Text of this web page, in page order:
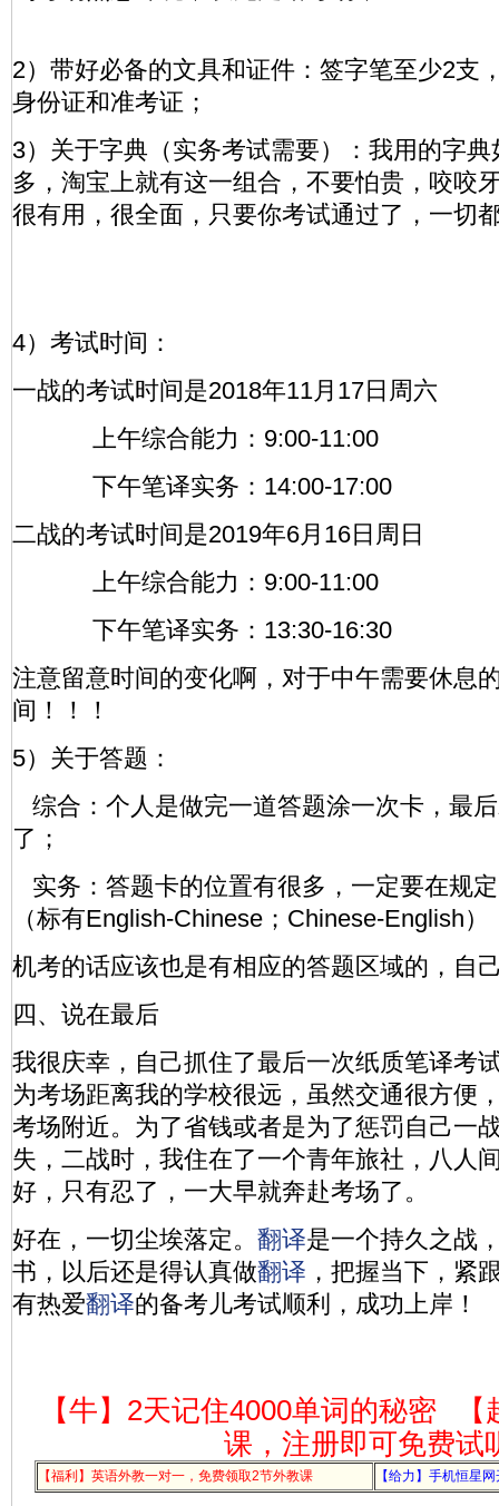
2）带好必备的文具和证件：签字笔至少2支
身份证和准考证；
3）关于字典（实务考试需要）：我用的字
多，淘宝上就有这一组合，不要怕贵，咬咬
很有用，很全面，只要你考试通过了，一切
4）考试时间：
一战的考试时间是2018年11月17日周六
上午综合能力：9:00-11:00
下午笔译实务：14:00-17:00
二战的考试时间是2019年6月16日周日
上午综合能力：9:00-11:00
下午笔译实务：13:30-16:30
注意留意时间的变化啊，对于中午需要休息
间！！！
5）关于答题：
综合：个人是做完一道答题涂一次卡，最
了；
实务：答题卡的位置有很多，一定要在规
（标有English-Chinese；Chinese-English）
机考的话应该也是有相应的答题区域的，自
四、说在最后
我很庆幸，自己抓住了最后一次纸质笔译考
为考场距离我的学校很远，虽然交通很方便
考场附近。为了省钱或者是为了惩罚自己一
失，二战时，我住在了一个青年旅社，八人
好，只有忍了，一大早就奔赴考场了。
好在，一切尘埃落定。 翻译是一个持久之战
书，以后还是得认真做翻译 ，把握当下，紧
有热爱翻译的备考儿考试顺利，成功上岸！
【牛】2天记住4000单词的秘密
课，注册即可免费试
【福利】英语外教一对一，免费领取2节外教课 【给力】手机恒星